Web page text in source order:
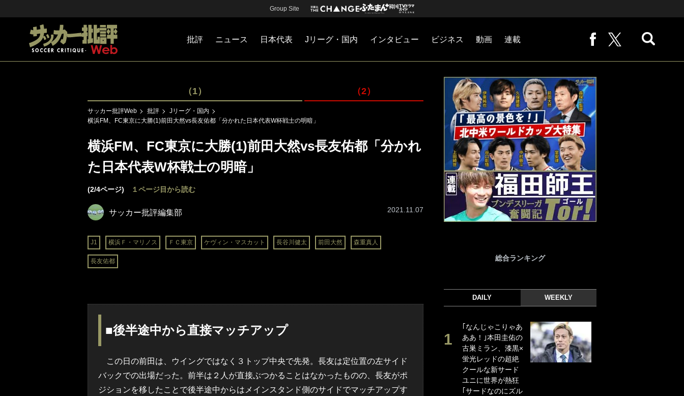
Group Site
批評 ニュース 日本代表 Jリーグ・国内 インタビュー ビジネス 動画 連載
（1） （2）
サッカー批評Web 批評
Jリーグ・国内
横浜FM、FC東京に大勝(1)前田大然vs長友佑都「分かれた日本代表W杯戦士の明暗」
横浜FM、FC東京に大勝(1)前田大然vs長友佑都「分かれ
た日本代表W杯戦士の明暗」
(2/4ページ) １ページ目から読む
サッカー批評編集部
J1 横浜Ｆ・マリノス ＦＣ東京 ケヴィン・マスカット 長谷川健太 前田大然 森重真人
長友佑都
2021.11.07
■後半途中から直接マッチアップ
この日の前田は、ウイングではなく３トップ中央で先発。長友は定位置の左サイド
バックでの出場だった。前半は２人が直接ぶつかることはなかったものの、長友がポ
ジションを移したことで後半途中からはメインスタンド側のサイドでマッチアップす
総合ランキング
DAILY WEEKLY
｢なんじゃこりゃあ
ああ！｣本田圭佑の
古巣ミラン、漆黒×
蛍光レッドの超絶
クールな新サード
ユニに世界が熱狂
｢サードなのにズル